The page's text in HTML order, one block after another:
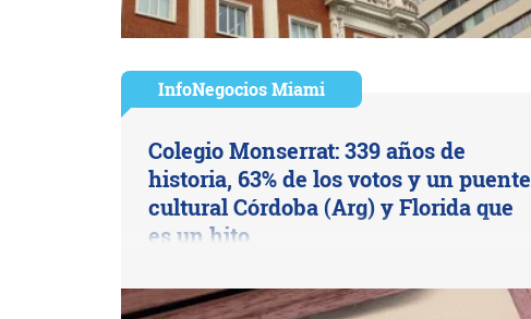
InfoNegocios Miami
Colegio Monserrat: 339 años de
historia, 63% de los votos y un puente
cultural Córdoba (Arg) y Florida que
es un hito